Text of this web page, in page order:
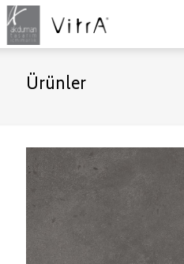
Ürünler